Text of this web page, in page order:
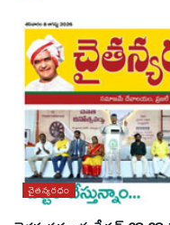
చైతన్యరధం